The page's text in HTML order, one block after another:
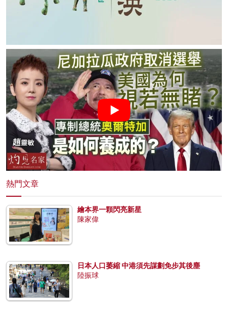
熱門文章
繪本界一顆閃亮新星
陳家偉
日本人口萎縮 中港須先謀劃免步其後塵
陸振球